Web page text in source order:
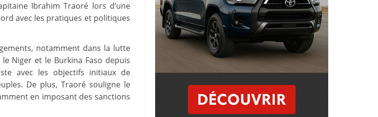
Ibrahim Traoré lors d’une
avec les pratiques et politiques
notamment dans la lutte
Niger et le Burkina Faso depuis
avec les objectifs initiaux de
De plus, Traoré souligne le
en imposant des sanctions